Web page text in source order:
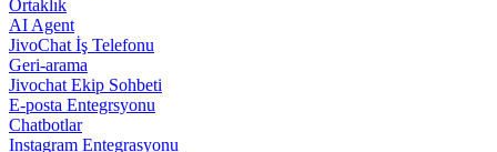
Ortaklık
AI Agent
JivoChat İş Telefonu
Geri-arama
Jivochat Ekip Sohbeti
E-posta Entegrsyonu
Chatbotlar
Instagram Entegrasyonu